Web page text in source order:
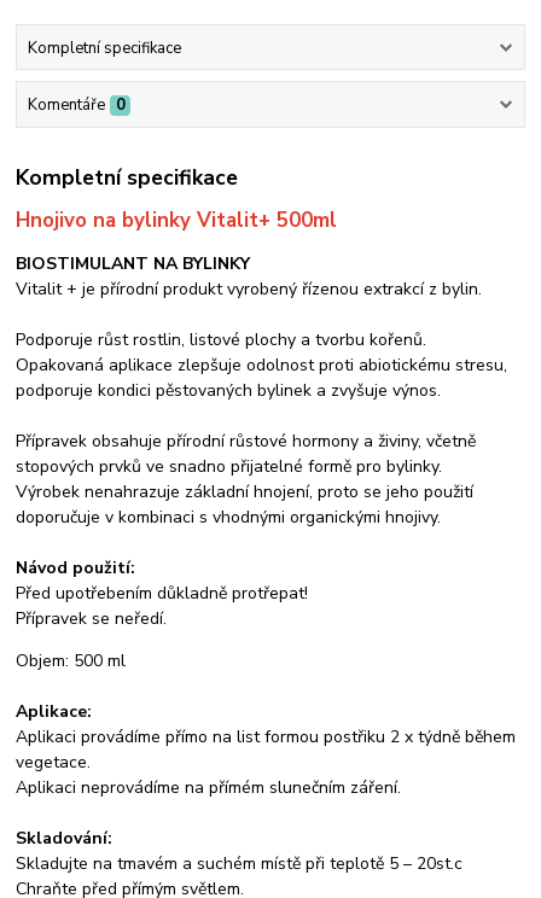
Kompletní specifikace
Komentáře 0
Kompletní specifikace
Hnojivo na bylinky Vitalit+ 500ml
BIOSTIMULANT NA BYLINKY
Vitalit + je přírodní produkt vyrobený řízenou extrakcí z bylin.
Podporuje růst rostlin, listové plochy a tvorbu kořenů.
Opakovaná aplikace zlepšuje odolnost proti abiotickému stresu,
podporuje kondici pěstovaných bylinek a zvyšuje výnos.
Přípravek obsahuje přírodní růstové hormony a živiny, včetně
stopových prvků ve snadno přijatelné formě pro bylinky.
Výrobek nenahrazuje základní hnojení, proto se jeho použití
doporučuje v kombinaci s vhodnými organickými hnojivy.
Návod použití:
Před upotřebením důkladně protřepat!
Přípravek se neředí.
Objem: 500 ml
Aplikace:
Aplikaci provádíme přímo na list formou postřiku 2 x týdně během
vegetace.
Aplikaci neprovádíme na přímém slunečním záření.
Skladování:
Skladujte na tmavém a suchém místě při teplotě 5 – 20st.c
Chraňte před přímým světlem.